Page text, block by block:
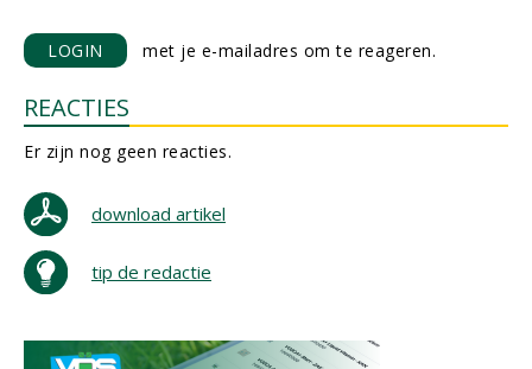
LOGIN met je e-mailadres om te reageren.
REACTIES
Er zijn nog geen reacties.
download artikel
tip de redactie